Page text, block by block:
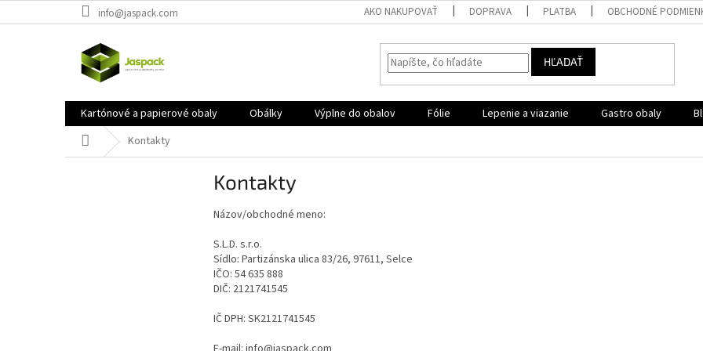
na
info@jaspack.com AKO NAKUPOVAŤ DOPRAVA PLATBA OBCHODNÉ
HĽADAŤ
Kartónové a papierové obaly Obálky Výplne do obalov Fólie Lepenie a viazanie Gastro obaly
DomovKontakty
Kontakty
Názov/obchodné meno:
S.L.D. s.r.o.
Sídlo: Partizánska ulica 83/26, 97611, Selce
IČO: 54 635 888
DIČ: 2121741545
IČ DPH: SK2121741545